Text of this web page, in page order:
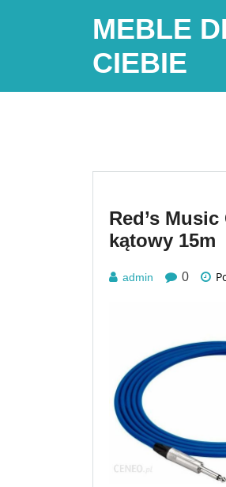
MEBLE
CIEBIE
Red’s
kątowy 15m
admin 0